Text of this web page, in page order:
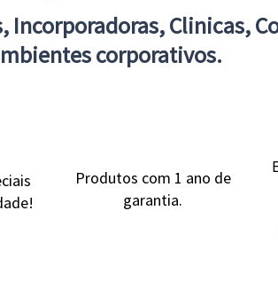
Incorporadoras, Clinicas,
corporativos.
Produtos com 1 ano de
garantia.